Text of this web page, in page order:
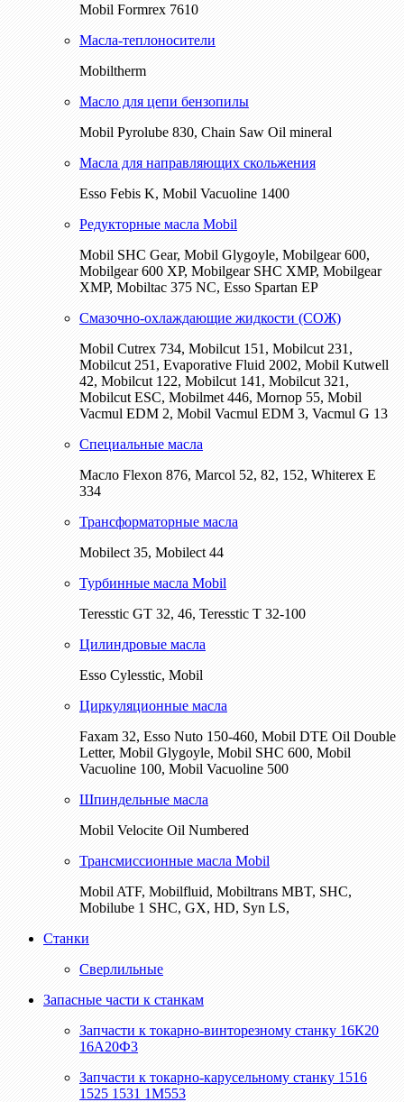
Mobil Formrex 7610
Масла-теплоносители
Mobiltherm
Масло для цепи бензопилы
Mobil Pyrolube 830, Chain Saw Oil mineral
Масла для направляющих скольжения
Esso Febis K, Mobil Vacuoline 1400
Редукторные масла Mobil
Mobil SHC Gear, Mobil Glygoyle, Mobilgear 600,
Mobilgear 600 XP, Mobilgear SHC XMP, Mobilgear
XМP, Mobiltac 375 NC, Esso Spartan EP
Смазочно-охлаждающие жидкости (СОЖ)
Mobil Cutrex 734, Mobilcut 151, Mobilcut 231,
Mobilcut 251, Evaporative Fluid 2002, Mobil Kutwell
42, Mobilcut 122, Mobilcut 141, Mobilcut 321,
Mobilcut ESC, Mobilmet 446, Mornop 55, Mobil
Vacmul EDM 2, Mobil Vacmul EDM 3, Vacmul G 13
Специальные масла
Масло Flexon 876, Marcol 52, 82, 152, Whiterex E
334
Трансформаторные масла
Mobilect 35, Mobilect 44
Турбинные масла Mobil
Teresstic GT 32, 46, Teresstic T 32-100
Цилиндровые масла
Esso Cylesstic, Mobil
Циркуляционные масла
Faxam 32, Esso Nuto 150-460, Mobil DTE Oil Double
Letter, Mobil Glygoyle, Mobil SHC 600, Mobil
Vacuoline 100, Mobil Vacuoline 500
Шпиндельные масла
Mobil Velocite Oil Numbered
Трансмиссионные масла Mobil
Mobil ATF, Mobilfluid, Mobiltrans MBT, SHC,
Mobilube 1 SHC, GX, HD, Syn LS,
Станки
Сверлильные
Запасные части к станкам
Запчасти к токарно-винторезному станку 16К20
16А20Ф3
Запчасти к токарно-карусельному станку 1516
1525 1531 1М553